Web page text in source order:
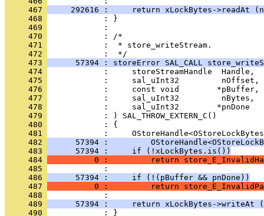
     467
292616 :     return xLockBytes->readAt
     468
     469
     470
     471
            :  * store_writeStream.
     472
     473
57394 : storeError SAL_CALL
     474
     475
     476
     477
     478
     479
     480
     481
     482
57394 :
     483
      57394 :     if (!xLockBytes.is())
     484
0 :         return
     485
     486
      57394 :     if (!(pBuffer && pnDone))
     487
0 :         return
     488
     489
57394 :     return xLockBytes->writeAt
     490